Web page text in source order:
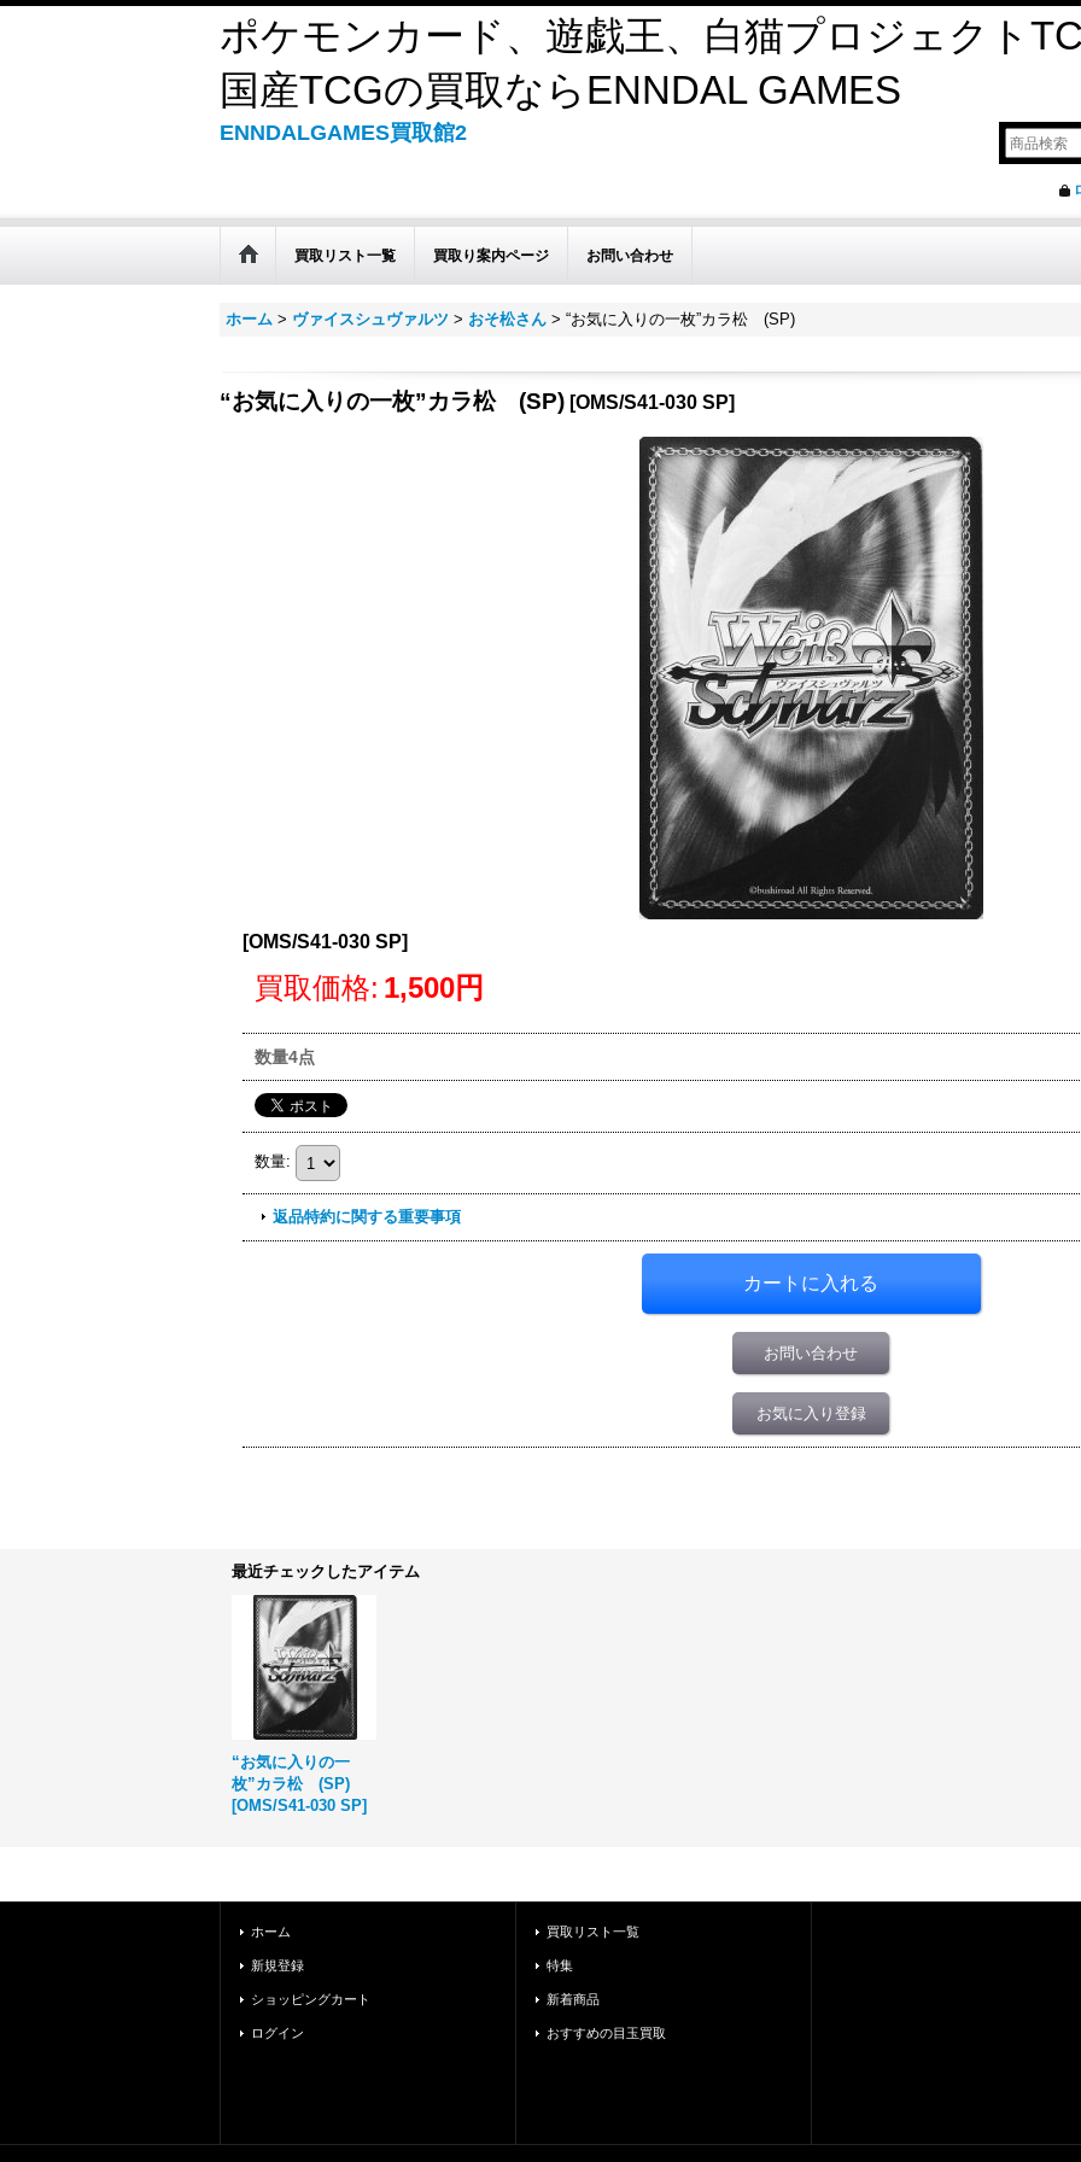
ポケモンカード、遊戯王、白猫プロジェクト
国産TCGの買取ならENNDAL GAMES
ENNDALGAMES買取館2
買取リスト一覧 買取り案内ページ お問い合わせ
ホーム > ヴァイスシュヴァルツ > おそ松さん > “お気に入りの一枚”カラ松 (SP)
“お気に入りの一枚”カラ松 (SP) [OMS/S41-030 SP]
[OMS/S41-030 SP]
買取価格: 1,500円
数量4点
数量:
返品特約に関する重要事項
お問い合わせ
お気に入り登録
最近チェックしたアイテム
“お気に入りの一
枚”カラ松 (SP)
[OMS/S41-030 SP]
ホーム
新規登録
ショッピングカート
ログイン
買取リスト一覧
特集
新着商品
おすすめの目玉買取